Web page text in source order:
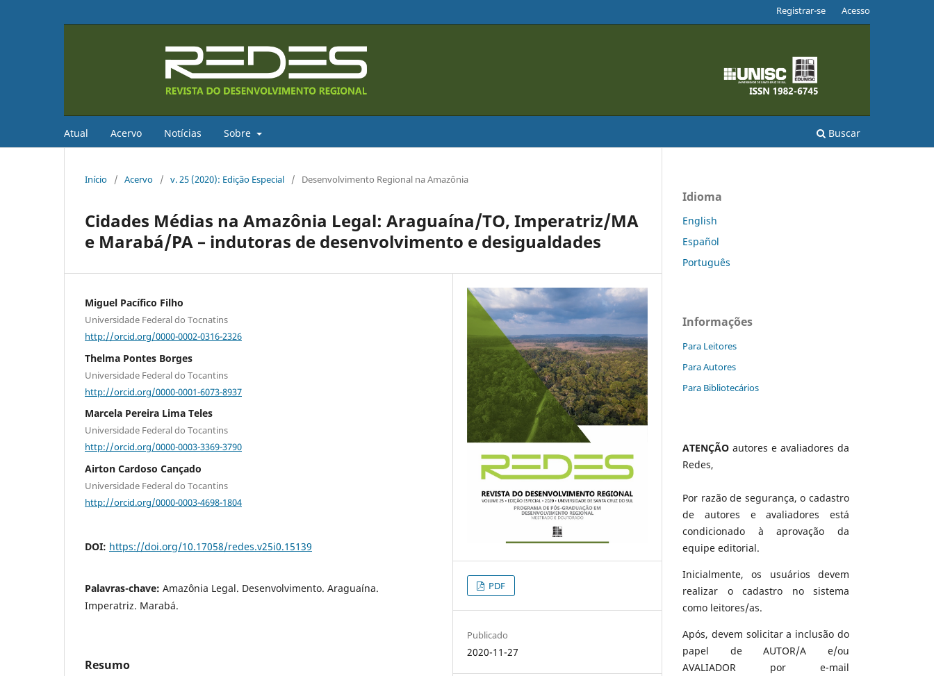
Atual Acervo Notícias Sobre Buscar
Registrar-se Acesso
Início / Acervo / v. 25 (2020): Edição Especial / Desenvolvimento Regional na Amazônia
Cidades Médias na Amazônia Legal: Araguaína/TO, Imperatriz/MA
e Marabá/PA – indutoras de desenvolvimento e desigualdades
Miguel Pacífico Filho
Universidade Federal do Tocnatins
http://orcid.org/0000-0002-0316-2326
Thelma Pontes Borges
Universidade Federal do Tocantins
http://orcid.org/0000-0001-6073-8937
Marcela Pereira Lima Teles
Universidade Federal do Tocantins
http://orcid.org/0000-0003-3369-3790
Airton Cardoso Cançado
Universidade Federal do Tocantins
http://orcid.org/0000-0003-4698-1804
DOI: https://doi.org/10.17058/redes.v25i0.15139
Palavras-chave: Amazônia Legal. Desenvolvimento. Araguaína.
Imperatriz. Marabá.
Resumo
PDF
Publicado
2020-11-27
Idioma
English
Español
Português
Informações
Para Leitores
Para Autores
Para Bibliotecários
ATENÇÃO autores e avaliadores da
Redes,
Por razão de segurança, o cadastro
de autores e avaliadores está
condicionado à aprovação da
equipe editorial.
Inicialmente, os usuários devem
realizar o cadastro no sistema
como leitores/as.
Após, devem solicitar a inclusão do
papel de AUTOR/A e/ou
AVALIADOR por e-mail